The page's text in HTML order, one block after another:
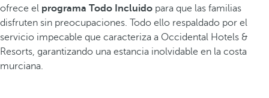
ofrece el programa Todo Incluido para que las familias
disfruten sin preocupaciones. Todo ello respaldado por el
servicio impecable que caracteriza a Occidental Hotels &
Resorts, garantizando una estancia inolvidable en la costa
murciana.